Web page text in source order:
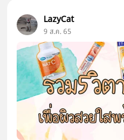
LazyCat
9 ส.ค. 65